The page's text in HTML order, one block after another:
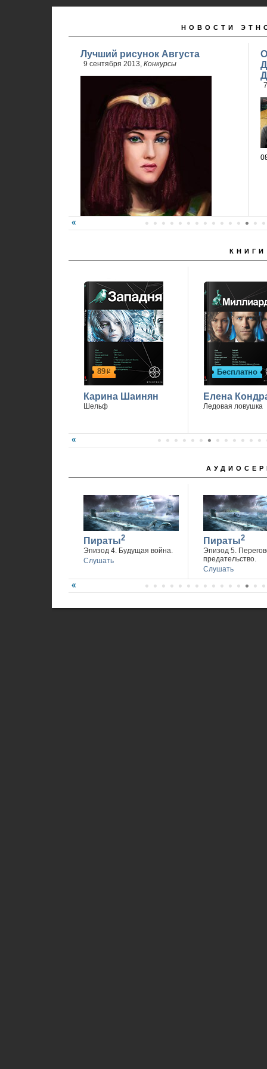
НОВОСТИ
Лучший рисунок Августа
9 сентября 2013, Конкурсы
Победитель - Анна Ремез
КНИГИ
89р
Карина Шаинян
Шельф
Бесплатно
Елена
Ледовая ловушка
Пираты2
Эпизод 4. Будущая война.
Слушать
Пираты2
Эпизод 5.
предательство.
Слушать